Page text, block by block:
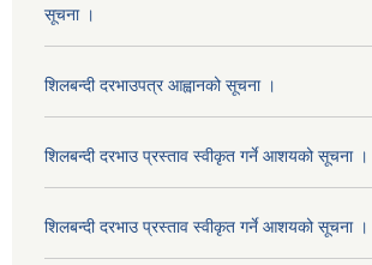
सूचना ।
शिलबन्दी दरभाउपत्र आह्वानको सूचना ।
शिलबन्दी दरभाउ प्रस्ताव स्वीकृत गर्ने आशयको सूचना ।
शिलबन्दी दरभाउ प्रस्ताव स्वीकृत गर्ने आशयको सूचना ।